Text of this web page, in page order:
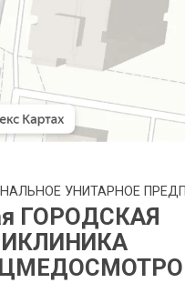
УНИТАРНОЕ
ГОРОДСКАЯ